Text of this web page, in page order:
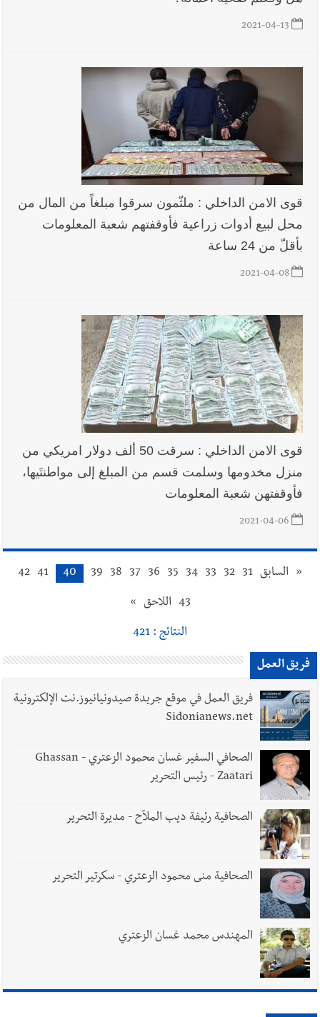
2021-04-13
قوى الامن الداخلي : ملثّمون سرقوا مبلغاً من المال من
محل لبيع أدوات زراعية فأوقفتهم شعبة المعلومات
بأقلّ من 24 ساعة
2021-04-08
قوى الامن الداخلي : سرقت 50 ألف دولار امريكي من
منزل مخدومها وسلمت قسم من المبلغ إلى مواطنتَيها،
فأوقفتهن شعبة المعلومات
2021-04-06
« السابق 31
32
33
34
35
36
37
38
39
40
41
42
43 اللاحق »
النتائج : 421
فريق العمل
فريق العمل في موقع جريدة صيدونيانيوز.نت الإلكترونية
Sidonianews.net
الصحافي السفير غسان محمود الزعتري - Ghassan
Zaatari - رئيس التحرير
الصحافية رئيفة ديب الملاّح - مديرة التحرير
الصحافية منى محمود الزعتري - سكرتير التحرير
المهندس محمد غسان الزعتري